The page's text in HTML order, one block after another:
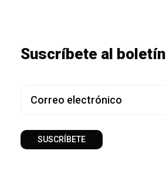
Suscríbete al boletín
SUSCRÍBETE